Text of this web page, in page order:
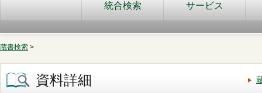
統合検索
サービス
蔵書検索 >
資料詳細